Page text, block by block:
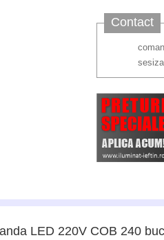
Contact
LED 220V COB 240